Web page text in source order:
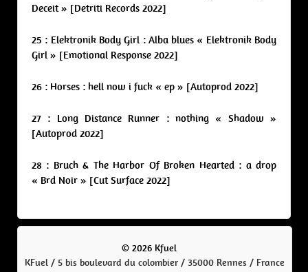
Deceit » [Detriti Records 2022]
25 : Elektronik Body Girl : Alba blues « Elektronik Body
Girl » [Emotional Response 2022]
26 : Horses : hell now i fuck « ep » [Autoprod 2022]
27 : Long Distance Runner : nothing « Shadow »
[Autoprod 2022]
28 : Bruch & The Harbor Of Broken Hearted : a drop
« Brd Noir » [Cut Surface 2022]
© 2026 Kfuel
KFuel / 5 bis boulevard du colombier / 35000 Rennes / France